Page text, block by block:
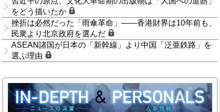
をどう描いたか
挫折は必然だった「雨傘革命」――香港財界は10年前も、
民衆より北京政府を選んだ
ASEAN諸国が日本の「新幹線」より中国「泛亜鉄路」を
選ぶ理由